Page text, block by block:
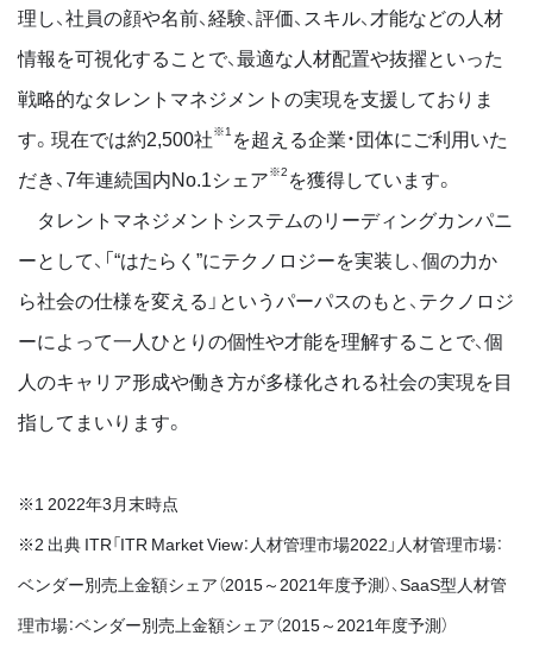
理し、社員の顔や名前、経験、評価、スキル、才能などの人材
情報を可視化することで、最適な人材配置や抜擢といった
戦略的なタレントマネジメントの実現を支援しておりま
す。現在では約2,500社※1 を超える企業・団体にご利用いた
だき、7年連続国内No.1シェア※2 を獲得しています。
タレントマネジメントシステムのリーディングカンパニ
ーとして、「“はたらく”にテクノロジーを実装し、個の力か
ら社会の仕様を変える」というパーパスのもと、テクノロジ
ーによって一人ひとりの個性や才能を理解することで、個
人のキャリア形成や働き方が多様化される社会の実現を目
指してまいります。
※1 2022年3月末時点
※2 出典 ITR「ITR Market View：人材管理市場2022」人材管理市場：
ベンダー別売上金額シェア（2015～2021年度予測）、SaaS型人材管
理市場：ベンダー別売上金額シェア（2015～2021年度予測）